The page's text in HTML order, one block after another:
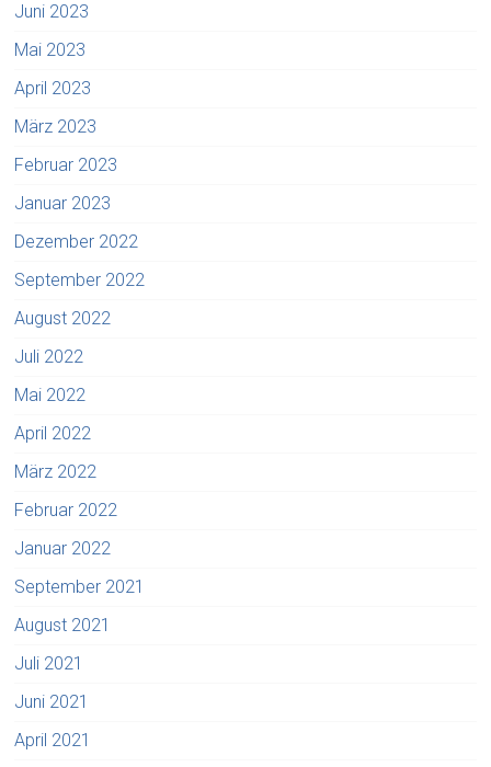
Juni 2023
Mai 2023
April 2023
März 2023
Februar 2023
Januar 2023
Dezember 2022
September 2022
August 2022
Juli 2022
Mai 2022
April 2022
März 2022
Februar 2022
Januar 2022
September 2021
August 2021
Juli 2021
Juni 2021
April 2021